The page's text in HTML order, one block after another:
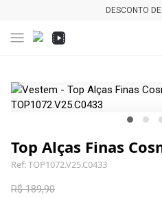
DESCONTO
Top Alças Finas
Ref: TOP1072.V25.C0433
R$ 189,90